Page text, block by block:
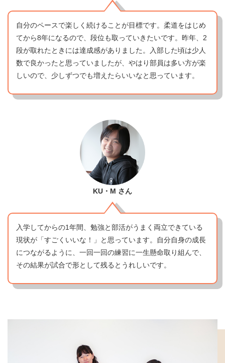
自分のペースで楽しく続けることが目標です。柔道をはじめ
てから8年になるので、段位も取っていきたいです。昨年、2
段が取れたときには達成感がありました。入部した頃は少人
数で良かったと思っていましたが、やはり部員は多い方が楽
しいので、少しずつでも増えたらいいなと思っています。
KU・M さん
入学してからの1年間、勉強と部活がうまく両立できている
現状が「すごくいいな！」と思っています。自分自身の成長
につながるように、一回一回の練習に一生懸命取り組んで、
その結果が試合で形として残るとうれしいです。